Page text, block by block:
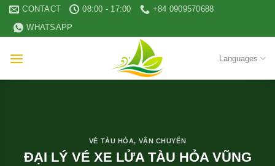
Skip
content
CONTACT 08:00 - 17:00
+84 0909570688
WHATSAPP
Languages
VÉ TÀU HỎA, VẬN CHUYỂN
ĐẠI LÝ VÉ XE LỬA TÀU HỎA VŨNG